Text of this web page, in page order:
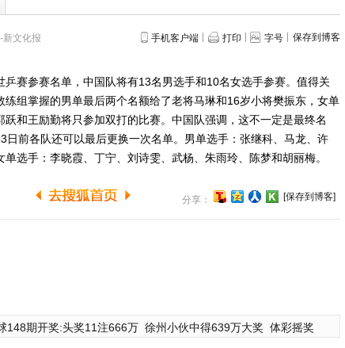
新文化报 手机客户端 打印 字号 保存到博客
赛参赛名单，中国队将有13名男选手和10名女选手参赛。值得关
组掌握的男单最后两个名额给了老将马琳和16岁小将樊振东，女单
和王励勤将只参加双打的比赛。中国队强调，这不一定是最终名
日前各队还可以最后更换一次名单。男单选手：张继科、马龙、许
选手：李晓霞、丁宁、刘诗雯、武杨、朱雨玲、陈梦和胡丽梅。
分享： [保存到博客]
148期开奖:头奖11注666万 徐州小伙中得639万大奖 体彩摇奖